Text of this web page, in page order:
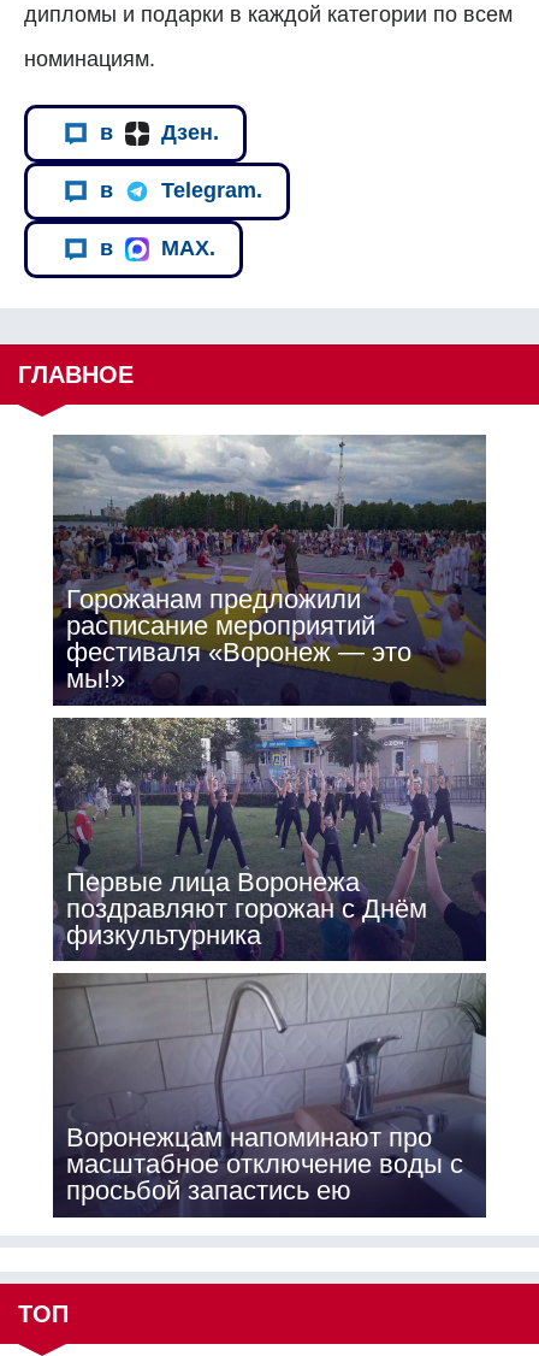
дипломы и подарки в каждой категории по всем
номинациям.
в Дзен.
в Telegram.
в MAX.
ГЛАВНОЕ
Горожанам предложили
расписание мероприятий
фестиваля «Воронеж — это
мы!»
Первые лица Воронежа
поздравляют горожан с Днём
физкультурника
Воронежцам напоминают про
масштабное отключение воды с
просьбой запастись ею
ТОП